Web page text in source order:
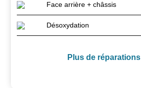
Face arrière + châssis
Désoxydation
Plus de réparations